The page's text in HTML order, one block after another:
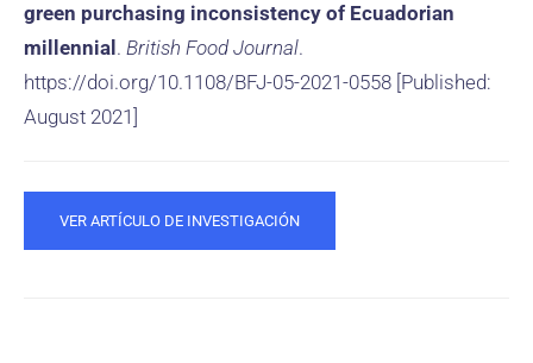
green purchasing inconsistency of Ecuadorian
millennial . British Food Journal.
https://doi.org/10.1108/BFJ-05-2021-0558 [Published:
August 2021]
VER ARTÍCULO DE INVESTIGACIÓN